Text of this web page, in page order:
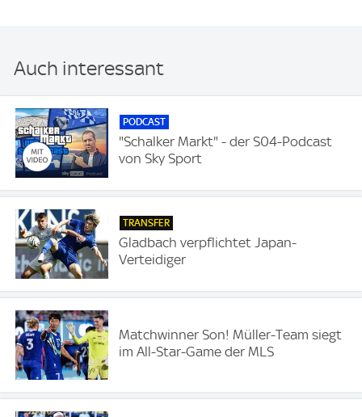
Auch interessant
PODCAST
"Schalker Markt" - der S04-Podcast
von Sky Sport
TRANSFER
Gladbach verpflichtet Japan-
Verteidiger
Matchwinner Son! Müller-Team siegt
im All-Star-Game der MLS